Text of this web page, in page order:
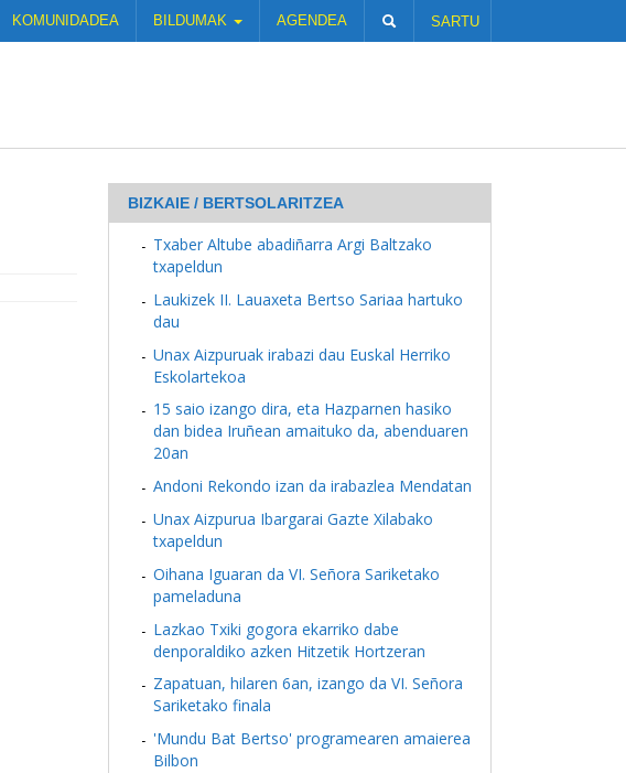
KOMUNIDADEA BILDUMAK AGENDEA SARTU
BIZKAIE / BERTSOLARITZEA
Txaber Altube abadiñarra Argi Baltzako
txapeldun
Laukizek II. Lauaxeta Bertso Sariaa hartuko
dau
Unax Aizpuruak irabazi dau Euskal Herriko
Eskolartekoa
15 saio izango dira, eta Hazparnen hasiko
dan bidea Iruñean amaituko da, abenduaren
20an
Andoni Rekondo izan da irabazlea Mendatan
Unax Aizpurua Ibargarai Gazte Xilabako
txapeldun
Oihana Iguaran da VI. Señora Sariketako
pameladuna
Lazkao Txiki gogora ekarriko dabe
denporaldiko azken Hitzetik Hortzeran
Zapatuan, hilaren 6an, izango da VI. Señora
Sariketako finala
'Mundu Bat Bertso' programearen amaierea
Bilbon